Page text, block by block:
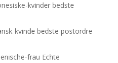
kvinder bedste
kvinde bedste postordre
frau Echte